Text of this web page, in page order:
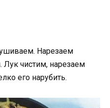
Нарезаем
Лук чистим, нарезаем
его нарубить.